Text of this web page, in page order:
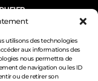
utilisons des technologies
aux informations des
nous permettra de
de navigation ou les ID
ou de retirer son